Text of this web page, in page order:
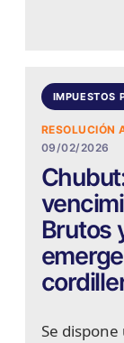
IMPUESTOS
09/02/2026
Brutos
Se